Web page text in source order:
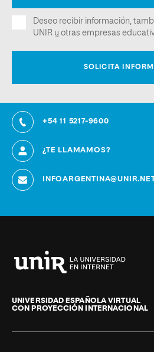
+54 11 5217-9600
¿TE LLAMAMOS?
de
La
UNIVERSIDAD ESPAÑOLA VIRTUAL
CON PROYECCIÓN INTERNACIONAL